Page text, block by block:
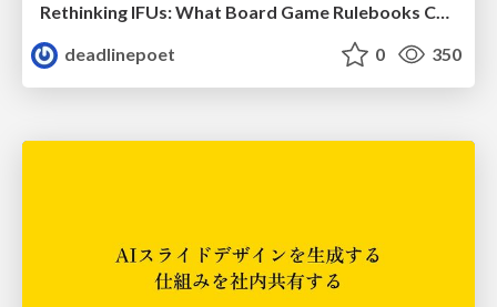
Rethinking IFUs: What Board Game Rulebooks Contribute to IFU Usability
deadlinepoet
0 350